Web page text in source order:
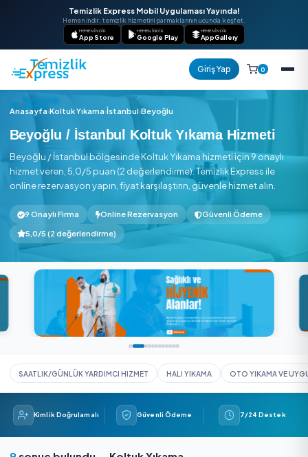
Temizlik Express Mobil Uygulaması Yayında!
Hemen indir, temizlik hizmetini parmaklarının ucunda keşfet.
HEMEN İNDIR
App Store
HEMEN İNDIR
Google Play
HEMEN İNDIR
AppGallery
Giriş Yap
Anasayfa› Koltuk Yıkama›İstanbul›Beyoğlu
Beyoğlu / İstanbul Koltuk Yıkama
Beyoğlu / İstanbul bölgesinde Koltuk Yıkama hizmeti için 9
hizmet veren, 5,0/5 puan (2 değerlendirme). Temizlik
online rezervasyon yapın, fiyat karşılaştırın, güvenle hizmet
Güvenli
5,0/5 (2 değerlendirme)
SAATLIK/GÜNLÜK YARDIMCI HIZMET HALI YIKAMA OTO